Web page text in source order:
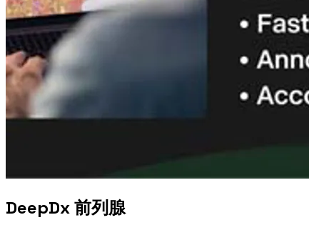
DeepDx 前列腺